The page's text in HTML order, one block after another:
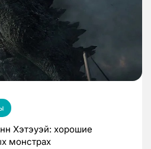
Хэтэуэй: хорошие
монстрах